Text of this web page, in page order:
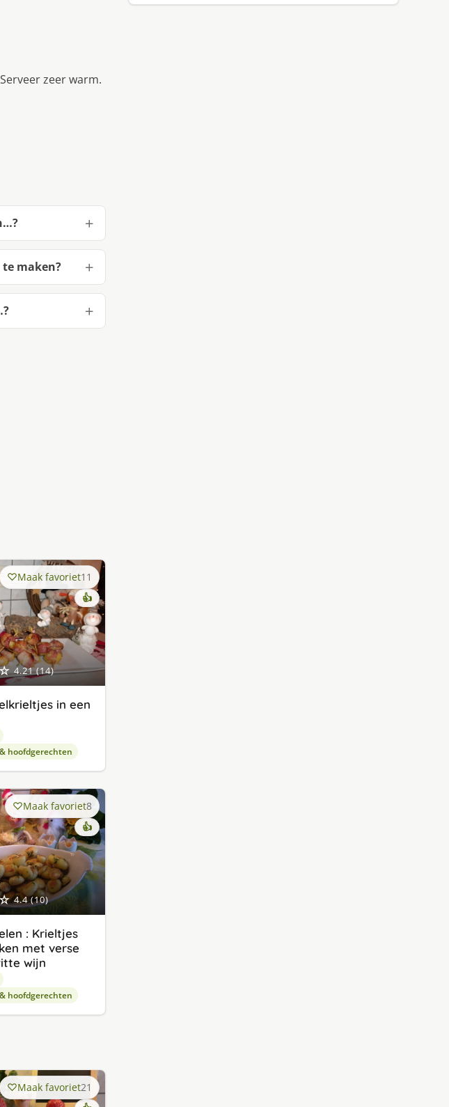
zeer warm.
maken?
4.21 (14)
Maak favoriet11
👍
in een
hoofdgerechten
4.4 (10)
Maak favoriet8
👍
: Krieltjes
met verse
wijn
hoofdgerechten
Maak favoriet21